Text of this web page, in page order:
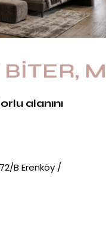
alanını
B Erenköy /